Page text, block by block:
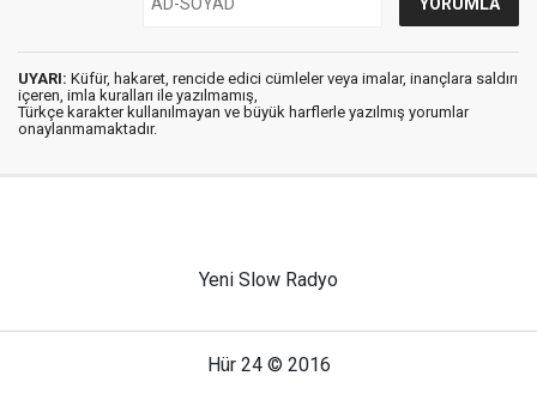
UYARI: Küfür, hakaret, rencide edici cümleler veya imalar, inançlara saldırı
içeren, imla kuralları ile yazılmamış,
Türkçe karakter kullanılmayan ve büyük harflerle yazılmış yorumlar
onaylanmamaktadır.
Yeni Slow Radyo
Hür 24 © 2016